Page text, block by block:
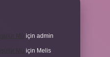
için admin
için Melis